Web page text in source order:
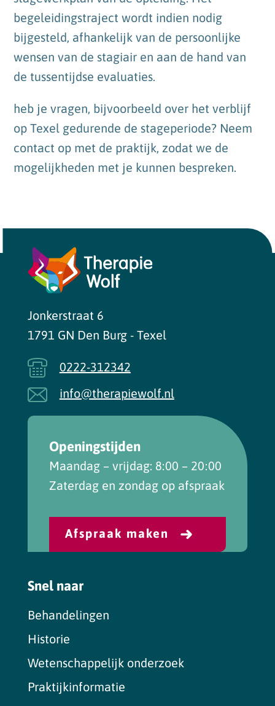
begeleidingstraject wordt indien nodig
bijgesteld, afhankelijk van de persoonlijke
wensen van de stagiair en aan de hand van
de tussentijdse evaluaties.
heb je vragen, bijvoorbeeld over het verblijf
op Texel gedurende de stageperiode? Neem
contact op met de praktijk, zodat we de
mogelijkheden met je kunnen bespreken.
Jonkerstraat 6
1791 GN Den Burg - Texel
0222-312342
info@therapiewolf.nl
Openingstijden
Maandag – vrijdag: 8:00 – 20:00
Zaterdag en zondag op afspraak
Afspraak maken
Snel naar
Behandelingen
Historie
Wetenschappelijk onderzoek
Praktijkinformatie